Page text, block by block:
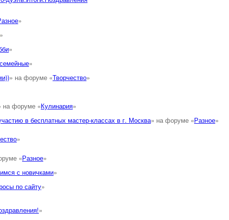
»
»
»
»
» на форуме «Творчество»
на форуме «Кулинария»
в бесплатных мастер-классах в г. Москва» на форуме «Разное»
»
«Разное»
с новичками»
по сайту»
»